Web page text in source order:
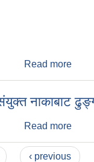
Read more
नाकाबाट
Read more
‹ previous